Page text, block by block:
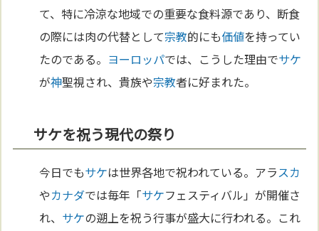
て、特に冷涼な地域での重要な食料源であり、断食
の際には肉の代替として宗教的にも価値を持ってい
たのである。 ヨーロッパでは、こうした理由でサケ
が神聖視され、貴族や宗教者に好まれた。
サケを祝う現代の祭り
今日でもサケは世界各地で祝われている。アラスカ
やカナダでは毎年「サケフェスティバル」が開催さ
れ、 サケの遡上を祝う行事が盛大に行われる。これ